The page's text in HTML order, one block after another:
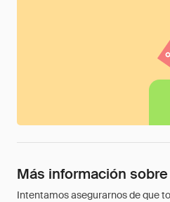
Más información sobre
Intentamos asegurarnos de que